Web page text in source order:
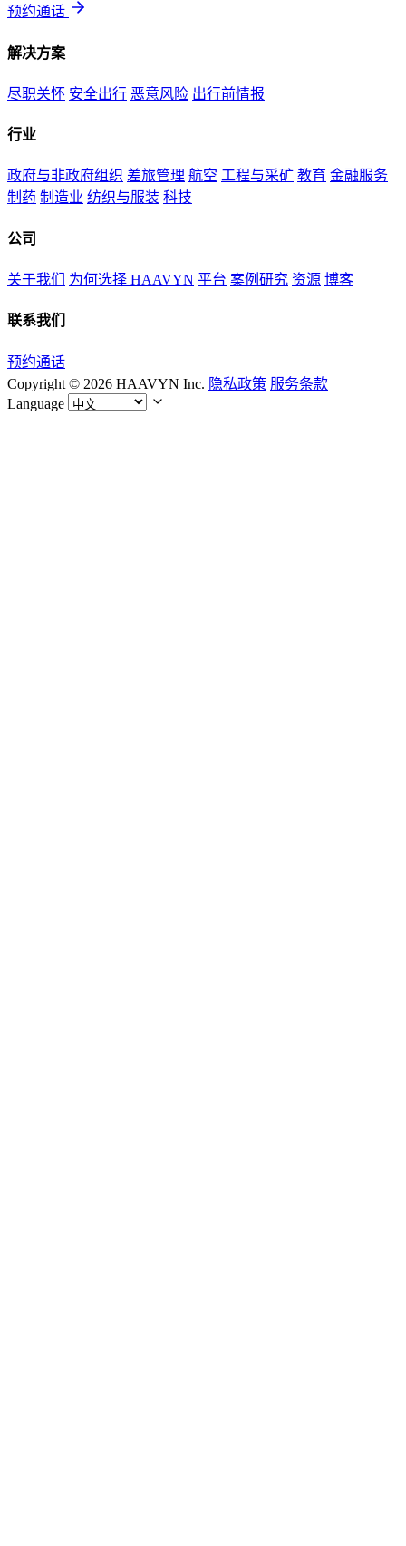
预约通话
解决方案
尽职关怀 安全出行 恶意风险 出行前情报
行业
政府与非政府组织 差旅管理 航空 工程与采矿 教育 金融服务
制药 制造业 纺织与服装 科技
公司
关于我们 为何选择 HAAVYN 平台 案例研究 资源 博客
联系我们
预约通话
Copyright © 2026 HAAVYN Inc. 隐私政策 服务条款
Language